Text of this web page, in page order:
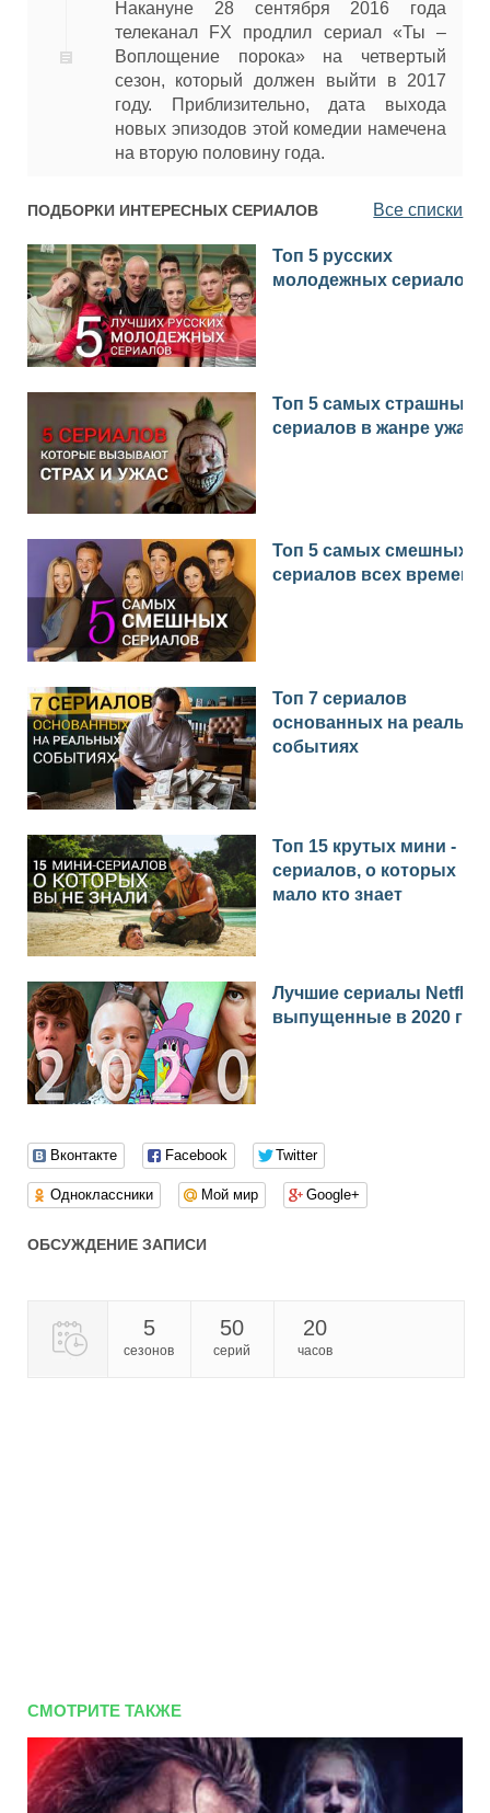
Накануне 28 сентября 2016 года
телеканал FX продлил сериал «Ты –
Воплощение порока» на четвертый
сезон, который должен выйти в 2017
году. Приблизительно, дата выхода
новых эпизодов этой комедии намечена
на вторую половину года.
ПОДБОРКИ ИНТЕРЕСНЫХ СЕРИАЛОВ Все списки
Топ 5 русских
молодежных сериалов
Топ 5 самых страшных
сериалов в жанре ужасы
Топ 5 самых смешных
сериалов всех времен
Топ 7 сериалов
основанных на
событиях
Топ 15 крутых мини -
сериалов, о которых
мало кто знает
Лучшие сериалы Netflix
выпущенные в 2020
Вконтакте Facebook Twitter
Одноклассники Мой мир Google+
ОБСУЖДЕНИЕ ЗАПИСИ
5
сезонов
50
серий
20
часов
СМОТРИТЕ ТАКЖЕ